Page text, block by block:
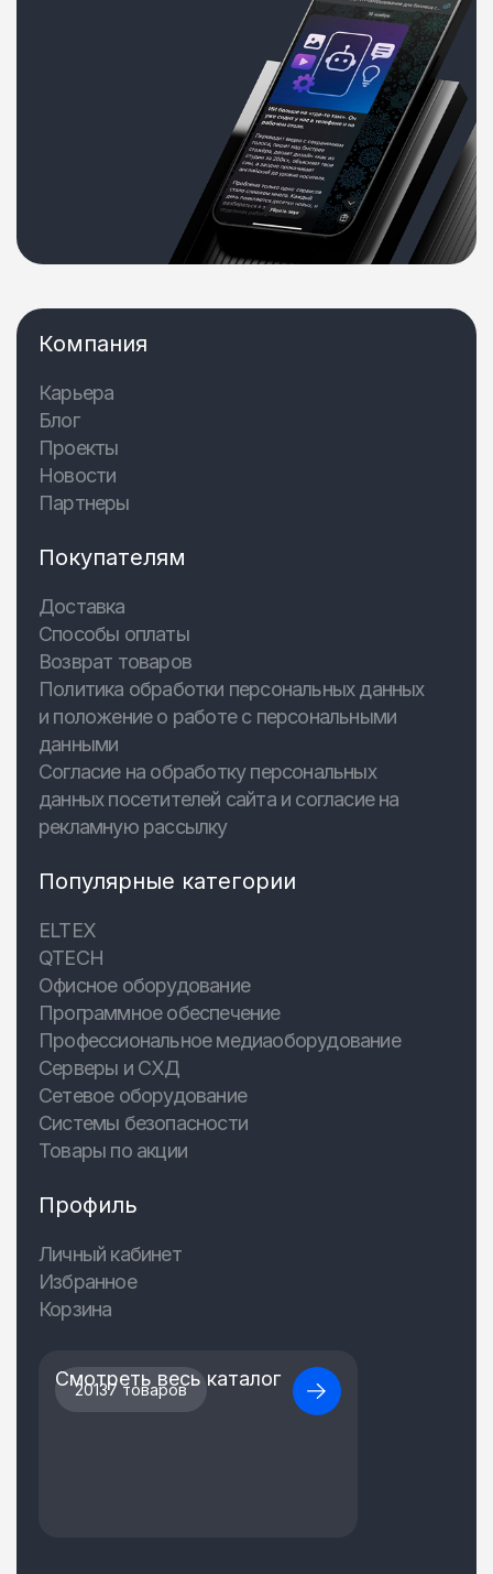
Компания
Карьера
Блог
Проекты
Новости
Партнеры
Покупателям
Доставка
Способы оплаты
Возврат товаров
Политика обработки персональных данных
и положение о работе с персональными
данными
Согласие на обработку персональных
данных посетителей сайта и согласие на
рекламную рассылку
Популярные категории
ELTEX
QTECH
Офисное оборудование
Программное обеспечение
Профессиональное медиаоборудование
Серверы и СХД
Сетевое оборудование
Системы безопасности
Товары по акции
Профиль
Личный кабинет
Избранное
Корзина
20137 товаров
Смотреть весь каталог